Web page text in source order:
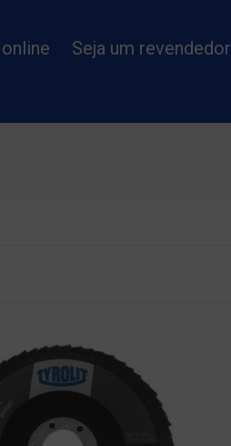
Seja um revendedor